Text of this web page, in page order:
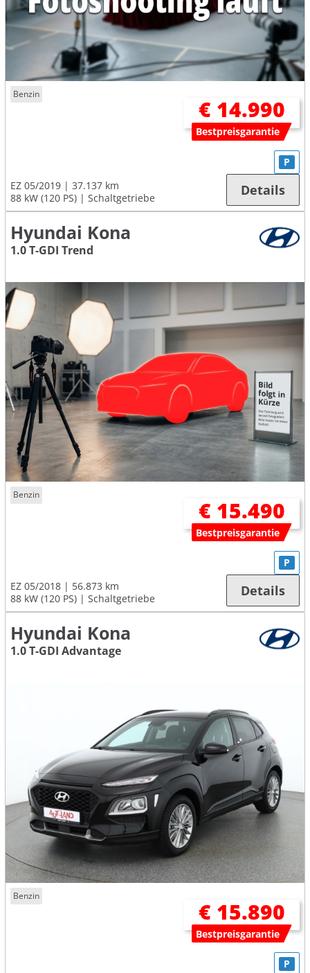
Benzin
€ 14.990
Bestpreisgarantie
EZ 05/2019
37.137 km
88 kW (120 PS)
Schaltgetriebe
P
Details
Hyundai Kona
1.0 T-GDI Trend
Benzin
€ 15.490
Bestpreisgarantie
EZ 05/2018
56.873 km
88 kW (120 PS)
Schaltgetriebe
P
Details
Hyundai Kona
1.0 T-GDI Advantage
Benzin
€ 15.890
Bestpreisgarantie
P